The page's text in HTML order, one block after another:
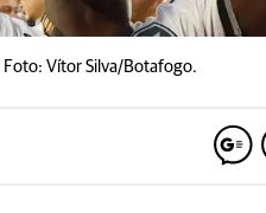
Foto: Vítor Silva/Botafogo.